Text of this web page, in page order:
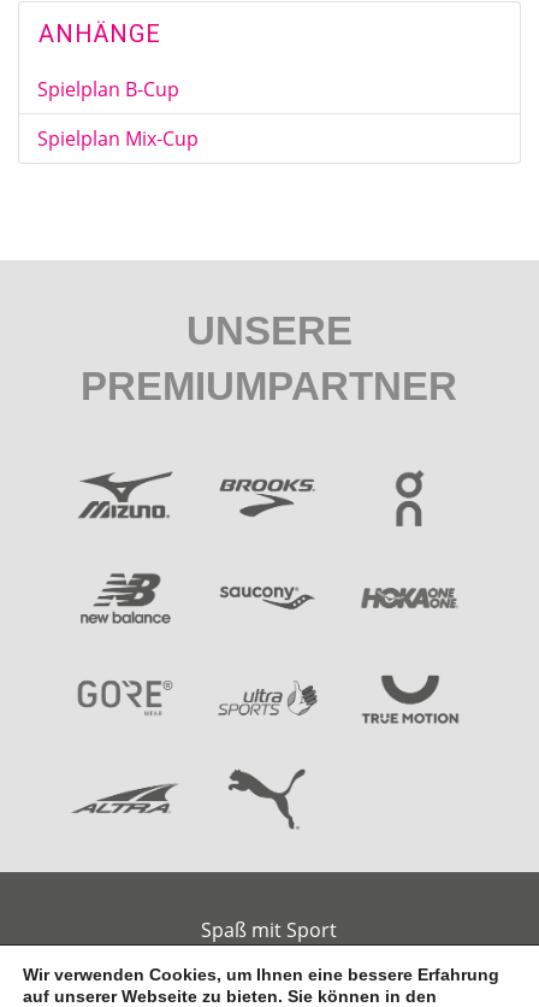
ANHÄNGE
Spielplan B-Cup
Spielplan Mix-Cup
UNSERE
PREMIUMPARTNER
Spaß mit Sport
Am alten Handelshafen 2
26789 Leer
Wir verwenden Cookies, um Ihnen eine bessere Erfahrung
auf unserer Webseite zu bieten. Sie können in den